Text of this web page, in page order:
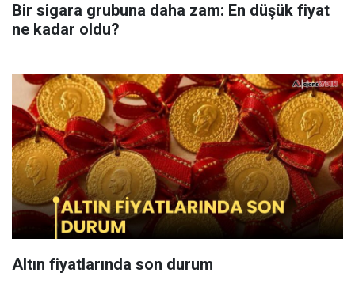
Bir sigara grubuna daha zam: En düşük fiyat
ne kadar oldu?
Altın fiyatlarında son durum